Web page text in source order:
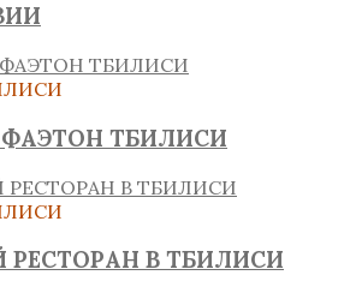
ТБИЛИСИ
В ТБИЛИСИ